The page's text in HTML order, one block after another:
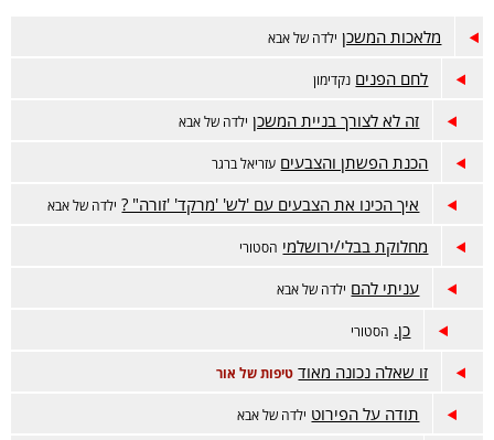
מלאכות המשכן ילדה של אבא
לחם הפנים נקדימון
זה לא לצורך בניית המשכן ילדה של אבא
הכנת הפשתן והצבעים עזריאל ברגר
איך הכינו את הצבעים עם 'לש' 'מרקד' 'זורה" ? ילדה של אבא
מחלוקת בבלי/ירושלמי הסטורי
עניתי להם ילדה של אבא
כן. הסטורי
זו שאלה נכונה מאוד טיפות של אור
תודה על הפירוט ילדה של אבא